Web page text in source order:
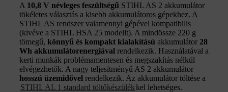
A 10,8 V névleges feszültségű STIHL AS 2 akkumulátor
tökéletes választás a kisebb akkumulátoros gépekhez. A
STIHL AS rendszer valamennyi gépével kompatibilis
(kivéve a STIHL HSA 25 modellt). A mindössze 220 g
tömegű, könnyű és kompakt kialakítású akkumulátor 28
Wh akkumulátorenergiával rendelkezik. Használatával a
kerti munkák problémamentesen és megszakítás nélkül
elvégezhetők. A nagy teljesítményű AS 2 akkumulátor
hosszú üzemidővel rendelkezik. Az akkumulátor töltése a
STIHL AL 1 standard töltőkészülék kel lehetséges.